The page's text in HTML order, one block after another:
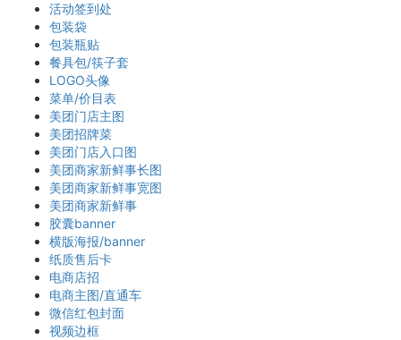
活动签到处
包装袋
包装瓶贴
餐具包/筷子套
LOGO头像
菜单/价目表
美团门店主图
美团招牌菜
美团门店入口图
美团商家新鲜事长图
美团商家新鲜事宽图
美团商家新鲜事
胶囊banner
横版海报/banner
纸质售后卡
电商店招
电商主图/直通车
微信红包封面
视频边框